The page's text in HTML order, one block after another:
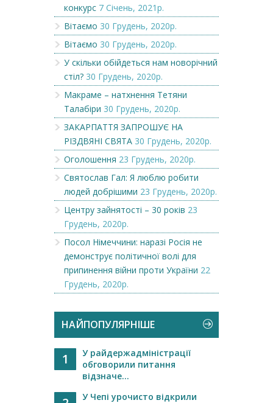
конкурс 7 Січень, 2021р.
Вітаємо 30 Грудень, 2020р.
Вітаємо 30 Грудень, 2020р.
У скільки обійдеться нам новорічний
стіл? 30 Грудень, 2020р.
Макраме – натхнення Тетяни
Талабіри 30 Грудень, 2020р.
ЗАКАРПАТТЯ ЗАПРОШУЄ НА
РІЗДВЯНІ СВЯТА 30 Грудень, 2020р.
Оголошення 23 Грудень, 2020р.
Святослав Гал: Я люблю робити
людей добрішими 23 Грудень, 2020р.
Центру зайнятості – 30 років 23
Грудень, 2020р.
Посол Німеччини: наразі Росія не
демонструє політичної волі для
припинення війни проти України 22
Грудень, 2020р.
НАЙПОПУЛЯРНІШЕ
1
У райдержадміністрації
обговорили питання
відзначе...
У Чепі урочисто відкрили